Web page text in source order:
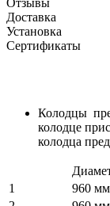
Доставка
Установка
Сертификаты
Колодцы
колодце
колодца
1
960 мм